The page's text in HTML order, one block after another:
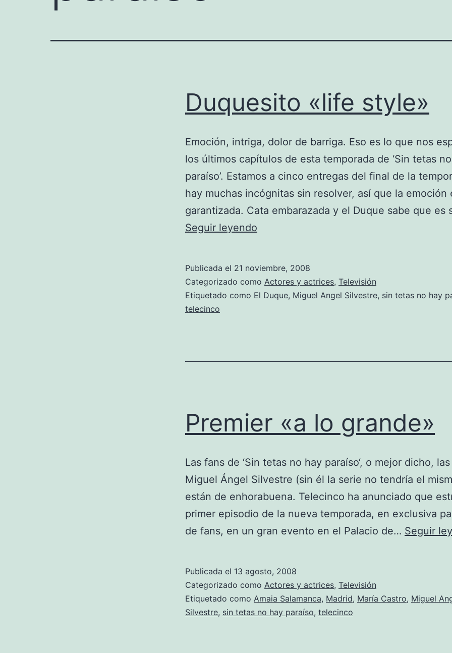
Duquesito «life style»
Emoción, intriga, dolor de barriga. Eso es lo que nos
los últimos capítulos de esta temporada de ‘Sin tetas
paraíso’. Estamos a cinco entregas del final de la
hay muchas incógnitas sin resolver, así que la emoción
garantizada. Cata embarazada y el Duque sabe que es
Seguir leyendo
Publicada el 21 noviembre, 2008
Categorizado como Actores y actrices, Televisión
Etiquetado como El Duque, Miguel Angel Silvestre, sin tetas no hay
telecinco
Premier «a lo grande»
Las fans de ‘Sin tetas no hay paraíso‘, o mejor dicho,
Miguel Ángel Silvestre (sin él la serie no tendría el
están de enhorabuena. Telecinco ha anunciado que
primer episodio de la nueva temporada, en exclusiva
de fans, en un gran evento en el Palacio de… Seguir
Publicada el 13 agosto, 2008
Categorizado como Actores y actrices, Televisión
Etiquetado como Amaia Salamanca, Madrid, María Castro, Miguel
Silvestre, sin tetas no hay paraíso, telecinco